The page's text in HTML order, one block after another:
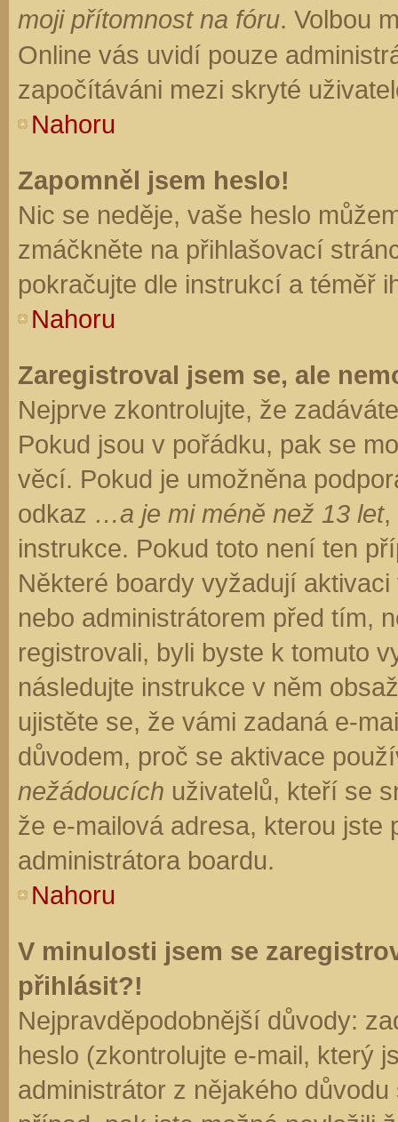
moji přítomnost na fóru. Volbou
Online vás uvidí pouze
započítáváni mezi skryté
Nahoru
Zapomněl jsem heslo!
Nic se neděje, vaše heslo
zmáčkněte na přihlašovací
pokračujte dle instrukcí a téměř
Nahoru
Zaregistroval jsem se, ale
Nejprve zkontrolujte, že
Pokud jsou v pořádku, pak se
věcí. Pokud je umožněna
odkaz …a je mi méně než 13 let,
instrukce. Pokud toto není ten
Některé boardy vyžadují
nebo administrátorem před tím,
registrovali, byli byste k tomuto
následujte instrukce v něm
ujistěte se, že vámi zadaná e-
důvodem, proč se aktivace
nežádoucích uživatelů, kteří se
že e-mailová adresa, kterou jste
administrátora boardu.
Nahoru
V minulosti jsem se
přihlásit?!
Nejpravděpodobnější důvody:
heslo (zkontrolujte e-mail, který
administrátor z nějakého